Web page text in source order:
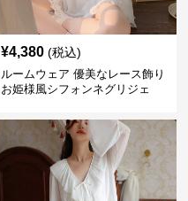
¥4,380 (税込)
ルームウェア 優美なレース飾り
お姫様風シフォンネグリジェ